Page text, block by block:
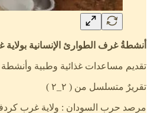
أنشطةُ غرف الطوارئ الإنسانية
تقديم مساعدات غذائية وطبية
تقريرٌ متسلسل من ( ٢_٢ )
مرصد حرب السودان : ولاية غرب